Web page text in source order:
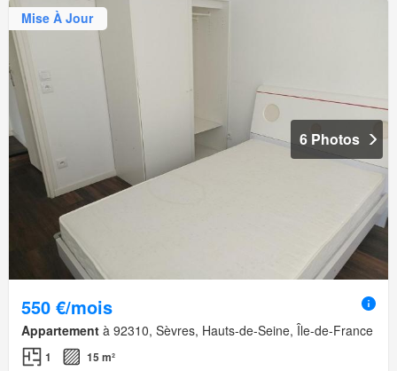
Mise À Jour
6 Photos
550 €/mois
Appartement à 92310, Sèvres, Hauts-de-Seine, Île-de-France
1
15 m²